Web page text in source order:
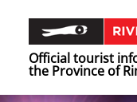
Official tourist
the Province of